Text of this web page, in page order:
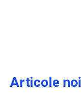
Articole noi